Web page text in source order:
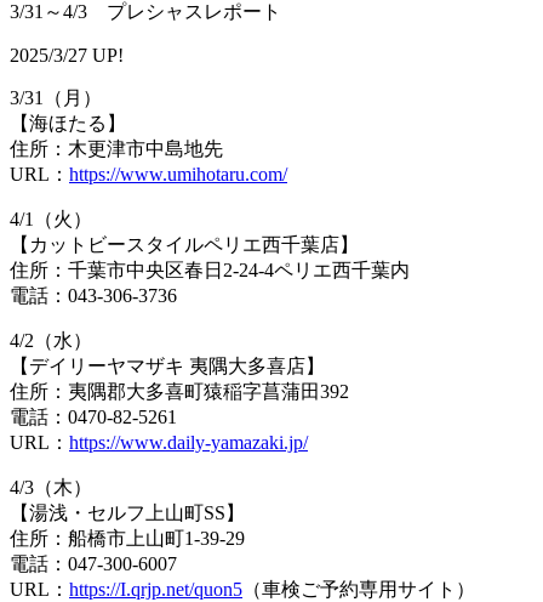
3/31～4/3 プレシャスレポート
2025/3/27 UP!
3/31（月）
【海ほたる】
住所：木更津市中島地先
URL： https://www.umihotaru.com/
4/1（火）
【カットビースタイルペリエ西千葉店】
住所：千葉市中央区春日2-24-4ペリエ西千葉内
電話：043-306-3736
4/2（水）
【デイリーヤマザキ 夷隅大多喜店】
住所：夷隅郡大多喜町猿稲字菖蒲田392
電話：0470-82-5261
URL： https://www.daily-yamazaki.jp/
4/3（木）
【湯浅・セルフ上山町SS】
住所：船橋市上山町1-39-29
電話：047-300-6007
URL： https://I.qrjp.net/quon5 （車検ご予約専用サイト）